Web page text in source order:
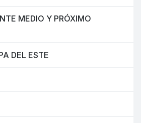
MEDIO Y PRÓXIMO
DEL ESTE